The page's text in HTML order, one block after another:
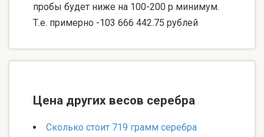
пробы будет ниже на 100-200 р минимум.
Т.е. примерно -103 666 442.75 рублей
Цена других весов серебра
Сколько стоит 719 грамм серебра